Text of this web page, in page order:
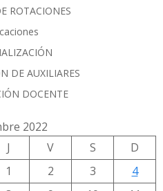
ROTACIONES
DE AUXILIARES
DOCENTE
2022
J V S
D
1
2 3
4